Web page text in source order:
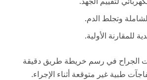
وتجلط الدم.
للمقارنة الأولية.
الجراح في رسم خريطة طريق دقيقة
طبية غير متوقعة أثناء الإجراء.